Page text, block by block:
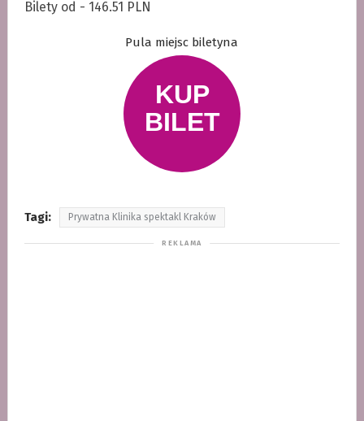
Bilety od - 146.51 PLN
Pula miejsc biletyna
Tagi: Prywatna Klinika spektakl Kraków